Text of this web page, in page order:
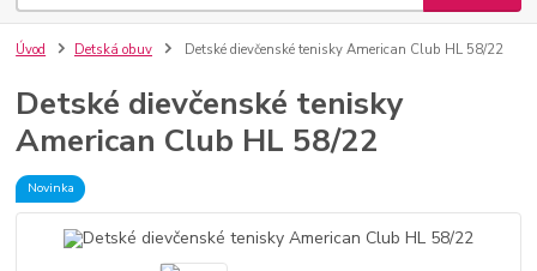
Úvod Detská obuv Detské dievčenské tenisky American Club HL 58/22
Detské dievčenské tenisky
American Club HL 58/22
Novinka